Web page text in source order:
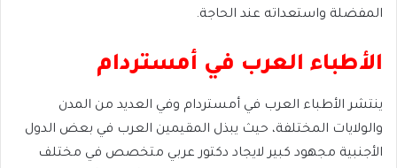
المفضلة واستعداته عند الحاجة.
الأطباء العرب في أمستردام
ينتشر الأطباء العرب في أمستردام وفي العديد من المدن
والولايات المختلفة، حيث يبذل المقيمين العرب في بعض الدول
الأجنبية مجهود كبير لايجاد دكتور عربي متخصص في مختلف